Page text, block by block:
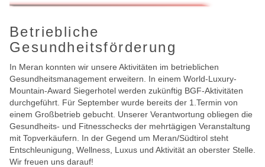
Betriebliche
Gesundheitsförderung
In Meran konnten wir unsere Aktivitäten im betrieblichen
Gesundheitsmanagement erweitern. In einem World-Luxury-
Mountain-Award Siegerhotel werden zukünftig BGF-Aktivitäten
durchgeführt. Für September wurde bereits der 1.Termin von
einem Großbetrieb gebucht. Unserer Verantwortung obliegen die
Gesundheits- und Fitnesschecks der mehrtägigen Veranstaltung
mit Topverkäufern. In der Gegend um Meran/Südtirol steht
Entschleunigung, Wellness, Luxus und Aktivität an oberster Stelle.
Wir freuen uns darauf!